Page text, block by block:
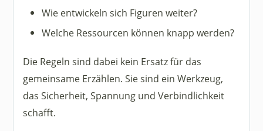
Wie entwickeln sich Figuren weiter?
Welche Ressourcen können knapp werden?
Die Regeln sind dabei kein Ersatz für das
gemeinsame Erzählen. Sie sind ein Werkzeug,
das Sicherheit, Spannung und Verbindlichkeit
schafft.